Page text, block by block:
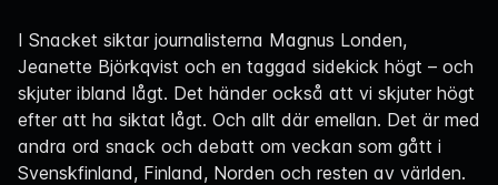
Navigation
I Snacket siktar journalisterna Magnus Londen,
Jeanette Björkqvist och en taggad sidekick högt – och
skjuter ibland lågt. Det händer också att vi skjuter högt
efter att ha siktat lågt. Och allt där emellan. Det är med
andra ord snack och debatt om veckan som gått i
Svenskfinland, Finland, Norden och resten av världen.